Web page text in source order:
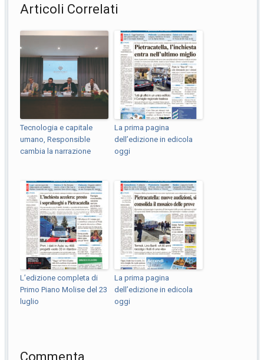
Articoli Correlati
Tecnologia e capitale
umano, Responsible
cambia la narrazione
La prima pagina
dell’edizione in edicola
oggi
L’edizione completa di
Primo Piano Molise del 23
luglio
La prima pagina
dell’edizione in edicola
oggi
Commenta